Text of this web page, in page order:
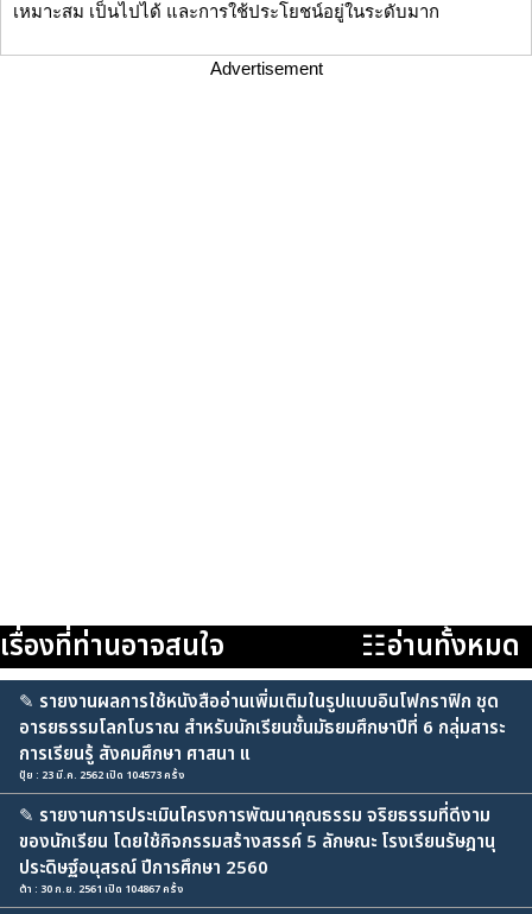
เหมาะสม เป็นไปได้ และการใช้ประโยชน์อยู่ในระดับมาก
Advertisement
เรื่องที่ท่านอาจสนใจ ☷อ่านทั้งหมด
✎ รายงานผลการใช้หนังสืออ่านเพิ่มเติมในรูปแบบอินโฟกราฟิก ชุด
อารยธรรมโลกโบราณ สำหรับนักเรียนชั้นมัธยมศึกษาปีที่ 6 กลุ่มสาระ
การเรียนรู้ สังคมศึกษา ศาสนา แ
ปุ้ย : 23 มี.ค. 2562 เปิด 104573 ครั้ง
✎ รายงานการประเมินโครงการพัฒนาคุณธรรม จริยธรรมที่ดีงาม
ของนักเรียน โดยใช้กิจกรรมสร้างสรรค์ 5 ลักษณะ โรงเรียนรัษฎานุ
ประดิษฐ์อนุสรณ์ ปีการศึกษา 2560
ต้า : 30 ก.ย. 2561 เปิด 104867 ครั้ง